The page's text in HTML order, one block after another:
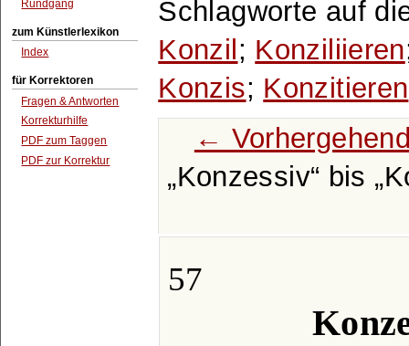
Rundgang
zum Künstlerlexikon
Index
für Korrektoren
Fragen & Antworten
Korrekturhilfe
PDF zum Taggen
PDF zur Korrektur
Schlagworte auf
Konzil; Konziliieren
Konzis; Konzitieren
←
Konzessiv
bis
57